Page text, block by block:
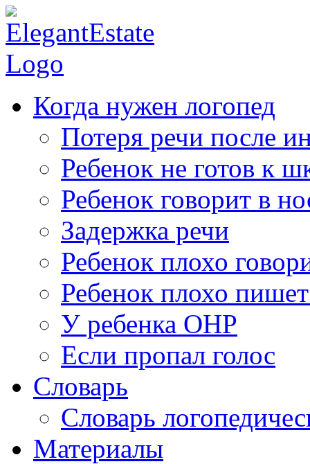
Когда нужен логопед
Потеря речи после
Ребенок не готов к
Ребенок говорит в
Задержка речи
Ребенок плохо
Ребенок плохо
У ребенка ОНР
Если пропал голос
Словарь
Словарь
Материалы